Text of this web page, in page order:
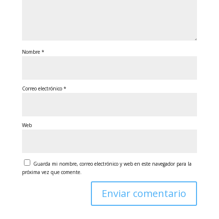
Nombre *
Correo electrónico *
Web
Guarda mi nombre, correo electrónico y web en este navegador para la
próxima vez que comente.